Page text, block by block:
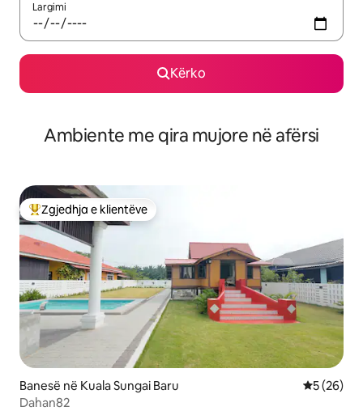
Largimi
Kërko
Ambiente me qira mujore në afërsi
Më të mirat e zgjedhjeve të klientëve
Zgjedhja e klientëve
Banesë në Kuala Sungai Baru Vlerësimi
5 (26)
Dahan82